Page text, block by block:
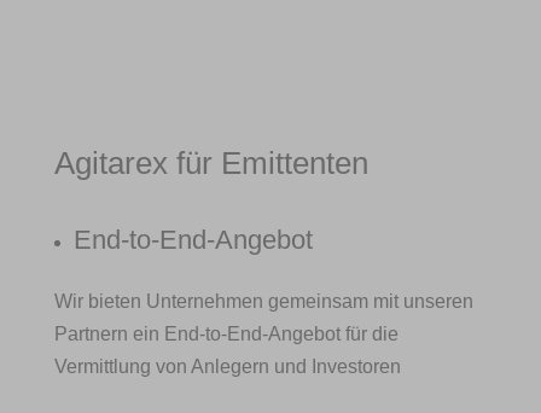
Agitarex für Emittenten
End-to-End-Angebot
Wir bieten Unternehmen gemeinsam mit unseren
Partnern ein End-to-End-Angebot für die
Vermittlung von Anlegern und Investoren